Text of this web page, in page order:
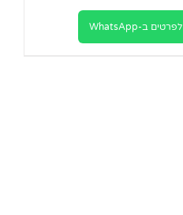
לפרטים ב-WhatsApp